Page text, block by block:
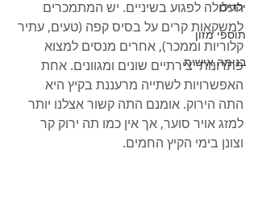
ילדים
תוספי מזון
בנימה אישית
העלולה לפגוע בשיניים. יש המתמכרים
למשקאות קרים על בסיס קפה (טעים, עתיר
קלוריות וממכר), אחרים מנסים למצוא
פתרונות יצירתיים שונים ומגוונים. אחת
האפשרויות לשתייה מרעננת בקיץ היא
התה הירוק. אומנם התה קשור אצלנו יותר
למזג אויר סוער, אך אין כמו תה ירוק קר
וצונן בימי הקיץ החמים.